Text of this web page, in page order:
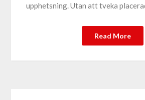
upphetsning. Utan att tveka
Read More